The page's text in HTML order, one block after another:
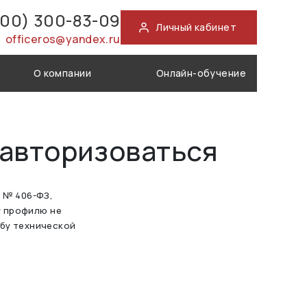
300-83-09
officeros@yandex.ru
Личный кабинет
О компании Онлайн-обучение
№ 406-ФЗ,
профилю не
технической